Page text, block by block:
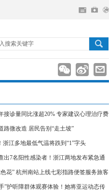
搜索关键字
接诊量同比涨超20% 专家建议心理治疗费
路微改造 居民告别“走土坡”
浙江多地最低气温将跌到“1”字头
出7名阳性感染者！浙江两地发布紧急通
请立即报备
花” 杭州南站上线七彩指路便签服务旅客
”护听障群体观赛体验！她将亚运动态传